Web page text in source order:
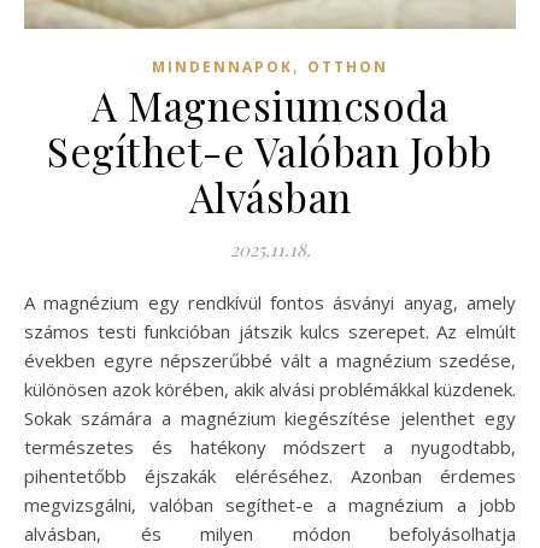
MINDENNAPOK, OTTHON
A Magnesiumcsoda
Segíthet-e Valóban Jobb
Alvásban
2025.11.18.
A magnézium egy rendkívül fontos ásványi anyag, amely
számos testi funkcióban játszik kulcs szerepet. Az elmúlt
években egyre népszerűbbé vált a magnézium szedése,
különösen azok körében, akik alvási problémákkal küzdenek.
Sokak számára a magnézium kiegészítése jelenthet egy
természetes és hatékony módszert a nyugodtabb,
pihentetőbb éjszakák eléréséhez. Azonban érdemes
megvizsgálni, valóban segíthet-e a magnézium a jobb
alvásban, és milyen módon befolyásolhatja